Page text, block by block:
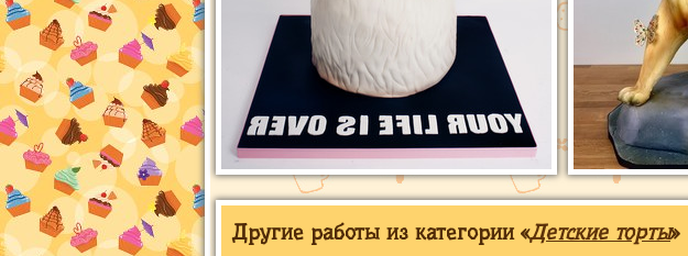
Другие работы из категории «Детские торты»